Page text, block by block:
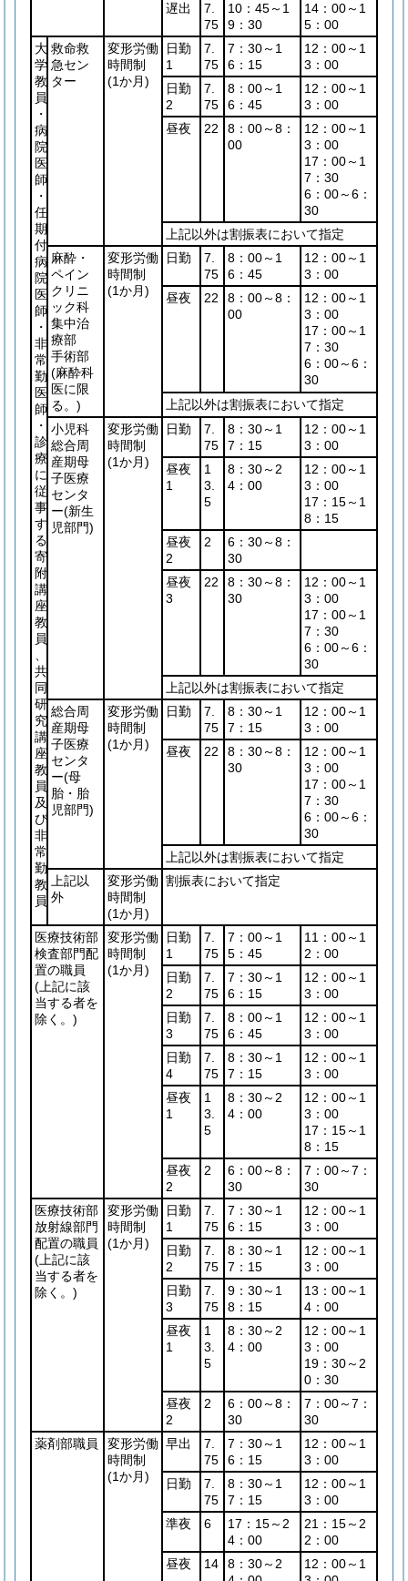
遅出
7.
75
10：45～1
9：30
14：00～1
5：00
大
学
教
員
・
病
院
医
師
・
任
期
付
病
院
医
師
・
非
常
勤
医
師
・
診
療
に
従
事
す
る
寄
附
講
座
教
員
共
同
研
究
講
座
教
員
及
び
非
常
勤
教
員
救命救
急セン
ター
変形労働
時間制
(1か月)
日勤
1
7.
75
7：30～1
6：15
12：00～1
3：00
日勤
2
7.
75
8：00～1
6：45
12：00～1
3：00
昼夜
22
8：00～8：
00
12：00～1
3：00
17：00～1
7：30
6：00～6：
30
上記以外は割振表において指定
麻酔・
ペイン
クリニ
ック科
集中治
療部
手術部
(麻酔科
医に限
る。)
変形労働
時間制
(1か月)
日勤
7.
75
8：00～1
6：45
12：00～1
3：00
昼夜
22
8：00～8：
00
12：00～1
3：00
17：00～1
7：30
6：00～6：
30
上記以外は割振表において指定
小児科
総合周
産期母
子医療
センタ
ー(新生
児部門)
変形労働
時間制
(1か月)
日勤
7.
75
8：30～1
7：15
12：00～1
3：00
昼夜
1
1
3.
5
8：30～2
4：00
12：00～1
3：00
17：15～1
8：15
昼夜
2
2
6：30～8：
30
昼夜
3
22
8：30～8：
30
12：00～1
3：00
17：00～1
7：30
6：00～6：
30
上記以外は割振表において指定
総合周
産期母
子医療
センタ
ー(母
胎・胎
児部門)
変形労働
時間制
(1か月)
日勤
7.
75
8：30～1
7：15
12：00～1
3：00
昼夜
22
8：30～8：
30
12：00～1
3：00
17：00～1
7：30
6：00～6：
30
上記以外は割振表において指定
上記以
外
変形労働
時間制
(1か月)
割振表において指定
医療技術部
検査部門配
置の職員
(上記に該
当する者を
除く。)
変形労働
時間制
(1か月)
日勤
1
7.
75
7：00～1
5：45
11：00～1
2：00
日勤
2
7.
75
7：30～1
6：15
12：00～1
3：00
日勤
3
7.
75
8：00～1
6：45
12：00～1
3：00
日勤
4
7.
75
8：30～1
7：15
12：00～1
3：00
昼夜
1
1
3.
5
8：30～2
4：00
12：00～1
3：00
17：15～1
8：15
昼夜
2
2
6：00～8：
30
7：00～7：
30
医療技術部
放射線部門
配置の職員
(上記に該
当する者を
除く。)
変形労働
時間制
(1か月)
日勤
1
7.
75
7：30～1
6：15
12：00～1
3：00
日勤
2
7.
75
8：30～1
7：15
12：00～1
3：00
日勤
3
7.
75
9：30～1
8：15
13：00～1
4：00
昼夜
1
1
3.
5
8：30～2
4：00
12：00～1
3：00
19：30～2
0：30
昼夜
2
2
6：00～8：
30
7：00～7：
30
薬剤部職員
変形労働
時間制
(1か月)
早出
7.
75
7：30～1
6：15
12：00～1
3：00
日勤
7.
75
8：30～1
7：15
12：00～1
3：00
準夜
6
17：15～2
4：00
21：15～2
2：00
昼夜
14
8：30～2
12：00～1